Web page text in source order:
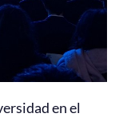
en el